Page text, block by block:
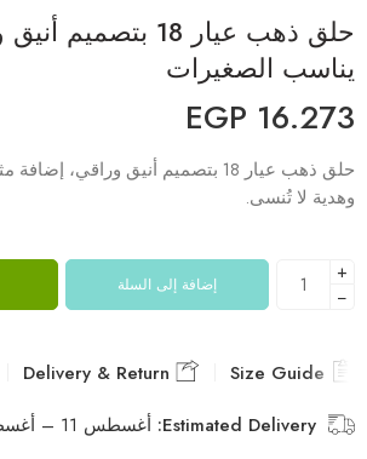
حلق ذهب عيار 18
يناسب الصغيرات
16.273
EGP
حلق ذهب عيار 18 بتصميم أنيق وراقي،
وهدية لا تُنسى.
+
−
إضافة إلى السلة
Estimated Delivery: أغسطس 11 – أغسطس 15